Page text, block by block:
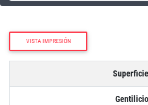
VISTA IMPRESIÓN
Superficie
Gentilicio